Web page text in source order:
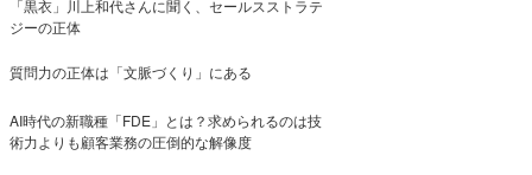
「黒衣」川上和代さんに聞く、セールスストラテ
ジーの正体
質問力の正体は「文脈づくり」にある
AI時代の新職種「FDE」とは？求められるのは技
術力よりも顧客業務の圧倒的な解像度